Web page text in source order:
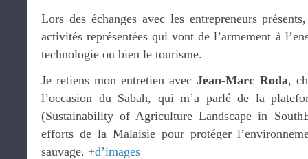
Lors des échanges avec les entrepreneurs
activités représentées qui vont de l’armement à
technologie ou bien le tourisme.
Je retiens mon entretien avecJean-Marc Roda,
l’occasion du Sabah, qui m’a parlé de la
(Sustainability of Agriculture Landscape in
efforts de la Malaisie pour protéger
sauvage. +d’images